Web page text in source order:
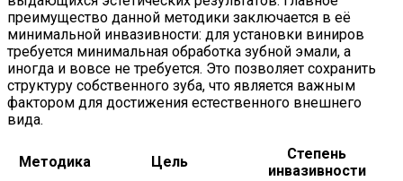
преимущество данной методики заключается в её
минимальной инвазивности: для установки виниров
требуется минимальная обработка зубной эмали, а
иногда и вовсе не требуется. Это позволяет сохранить
структуру собственного зуба, что является важным
фактором для достижения естественного внешнего
вида.
Методика Цель
Степень
инвазивности